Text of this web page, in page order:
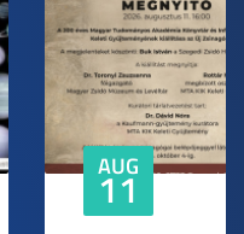
AUG
11